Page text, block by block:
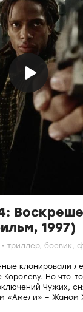
1997)
триллер, боевик,
клонировали
Королеву. Но что-
Чужих,
«Амели» – Жаном